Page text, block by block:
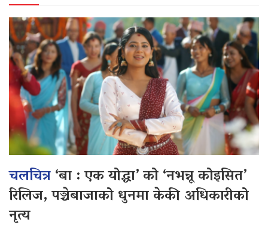
चलचित्र‘बा : एक योद्धा’ को ‘नभन्नू कोइसित’
रिलिज, पञ्चेबाजाको धुनमा केकी अधिकारीको
नृत्य